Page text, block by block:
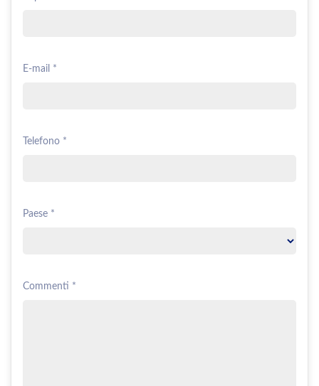
E-mail *
Telefono *
Paese *
Commenti *